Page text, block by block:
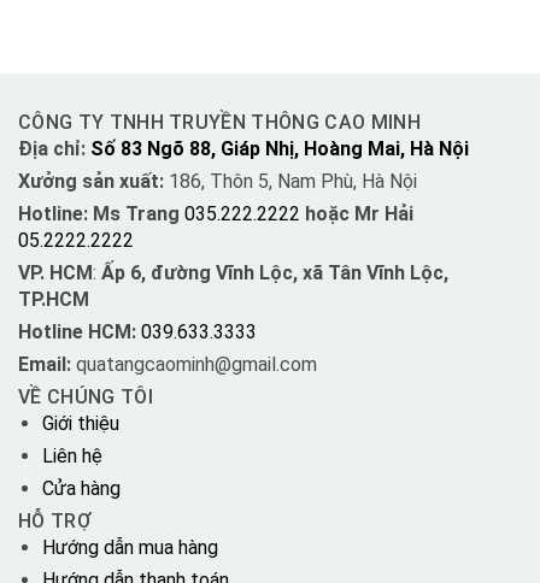
CÔNG TY TNHH TRUYỀN THÔNG CAO MINH
Địa chỉ: Số 83 Ngõ 88, Giáp Nhị, Hoàng Mai, Hà Nội
Xưởng sản xuất: 186, Thôn 5, Nam Phù, Hà Nội
Hotline: Ms Trang 035.222.2222 hoặc Mr Hải
05.2222.2222
VP. HCM: Ấp 6, đường Vĩnh Lộc, xã Tân Vĩnh Lộc,
TP.HCM
Hotline HCM: 039.633.3333
Email: quatangcaominh@gmail.com
VỀ CHÚNG TÔI
Giới thiệu
Liên hệ
Cửa hàng
HỖ TRỢ
Hướng dẫn mua hàng